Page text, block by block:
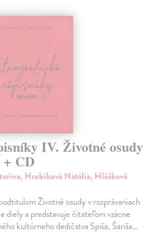
IV. Životné osudy
CD
Hrebíková Natália, Hlôšková
Životné osudy v rozprávaniach
diely a predstavuje čitateľom vzácne
kultúrneho dedičstva Spiša, Šariša…